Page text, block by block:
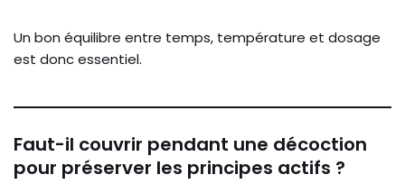
Un bon équilibre entre temps, température et dosage
est donc essentiel.
Faut-il couvrir pendant une décoction
pour préserver les principes actifs ?